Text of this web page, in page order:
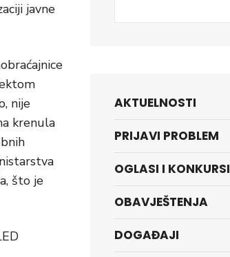
javne
nije
krenula
što je
AKTUELNOSTI
PRIJAVI PROBLEM
OGLASI I KONKURSI
OBAVJEŠTENJA
DOGAĐAJI